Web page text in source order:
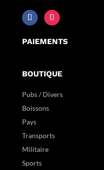
PAIEMENTS
BOUTIQUE
Pubs / Divers
Boissons
Pays
Transports
Militaire
Sports